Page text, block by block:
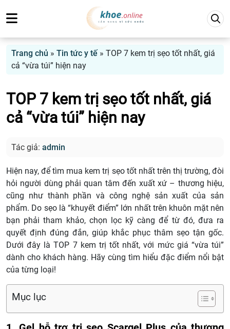
Trang chủ » Tin tức y tế» TOP 7 kem trị sẹo tốt nhất, giá
cả “vừa túi” hiện nay
TOP 7 kem trị sẹo tốt nhất, giá
cả “vừa túi” hiện nay
Tác giả: admin
Hiện nay, để tìm mua kem trị sẹo tốt nhất trên thị trường, đòi
hỏi người dùng phải quan tâm đến xuất xứ – thương hiệu,
cũng như thành phần và công nghệ sản xuất của sản
phẩm. Do sẹo là “khuyết điểm” lớn nhất trên khuôn mặt nên
bạn phải tham khảo, chọn lọc kỹ càng để từ đó, đưa ra
quyết định đúng đắn, giúp khắc phục thâm sẹo tận gốc.
Dưới đây là TOP 7 kem trị tốt nhất, với mức giá “vừa túi”
dành cho khách hàng. Hãy cùng tìm hiểu đặc điểm nổi bật
của từng loại!
Mục lục